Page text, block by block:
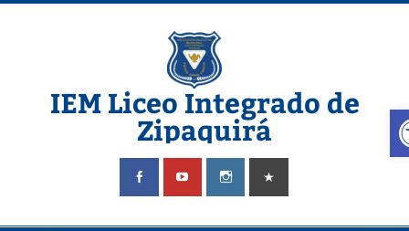
IEM Liceo Integrado de
Zipaquirá
Pagina del Liceo Integrado Zipaquira